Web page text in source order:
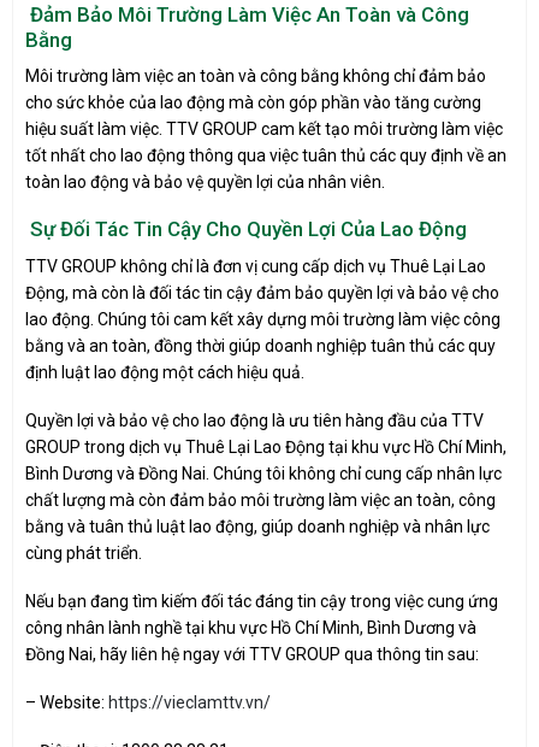
Đảm Bảo Môi Trường Làm Việc An Toàn và Công
Bằng
Môi trường làm việc an toàn và công bằng không chỉ đảm bảo
cho sức khỏe của lao động mà còn góp phần vào tăng cường
hiệu suất làm việc. TTV GROUP cam kết tạo môi trường làm việc
tốt nhất cho lao động thông qua việc tuân thủ các quy định về an
toàn lao động và bảo vệ quyền lợi của nhân viên.
Sự Đối Tác Tin Cậy Cho Quyền Lợi Của Lao Động
TTV GROUP không chỉ là đơn vị cung cấp dịch vụ Thuê Lại Lao
Động, mà còn là đối tác tin cậy đảm bảo quyền lợi và bảo vệ cho
lao động. Chúng tôi cam kết xây dựng môi trường làm việc công
bằng và an toàn, đồng thời giúp doanh nghiệp tuân thủ các quy
định luật lao động một cách hiệu quả.
Quyền lợi và bảo vệ cho lao động là ưu tiên hàng đầu của TTV
GROUP trong dịch vụ Thuê Lại Lao Động tại khu vực Hồ Chí Minh,
Bình Dương và Đồng Nai. Chúng tôi không chỉ cung cấp nhân lực
chất lượng mà còn đảm bảo môi trường làm việc an toàn, công
bằng và tuân thủ luật lao động, giúp doanh nghiệp và nhân lực
cùng phát triển.
Nếu bạn đang tìm kiếm đối tác đáng tin cậy trong việc cung ứng
công nhân lành nghề tại khu vực Hồ Chí Minh, Bình Dương và
Đồng Nai, hãy liên hệ ngay với TTV GROUP qua thông tin sau:
– Website: https://vieclamttv.vn/